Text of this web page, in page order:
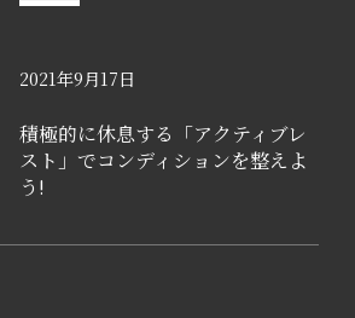
2021年9月17日
積極的に休息する「アクティブレ
スト」でコンディションを整えよ
う!